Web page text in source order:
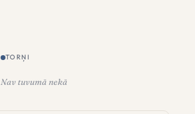
TORŅI
Nav tuvumā nekā